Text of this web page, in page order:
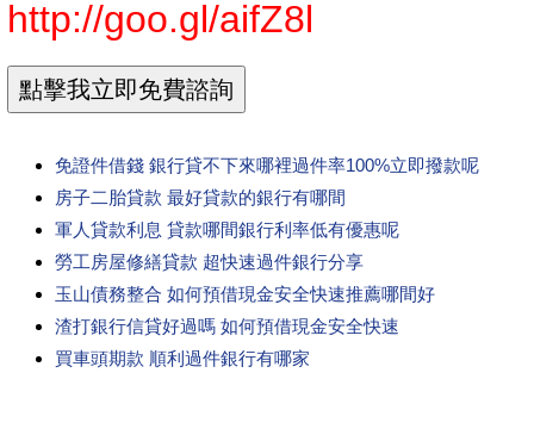
http://goo.gl/aifZ8l
免證件借錢 銀行貸不下來哪裡過件率100%立即撥款呢
房子二胎貸款 最好貸款的銀行有哪間
軍人貸款利息 貸款哪間銀行利率低有優惠呢
勞工房屋修繕貸款 超快速過件銀行分享
玉山債務整合 如何預借現金安全快速推薦哪間好
渣打銀行信貸好過嗎 如何預借現金安全快速
買車頭期款 順利過件銀行有哪家